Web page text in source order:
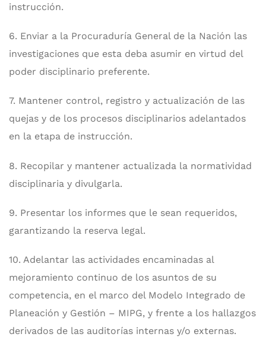
instrucción.
6. Enviar a la Procuraduría General de la Nación las
investigaciones que esta deba asumir en virtud del
poder disciplinario preferente.
7. Mantener control, registro y actualización de las
quejas y de los procesos disciplinarios adelantados
en la etapa de instrucción.
8. Recopilar y mantener actualizada la normatividad
disciplinaria y divulgarla.
9. Presentar los informes que le sean requeridos,
garantizando la reserva legal.
10. Adelantar las actividades encaminadas al
mejoramiento continuo de los asuntos de su
competencia, en el marco del Modelo Integrado de
Planeación y Gestión – MIPG, y frente a los hallazgos
derivados de las auditorías internas y/o externas.